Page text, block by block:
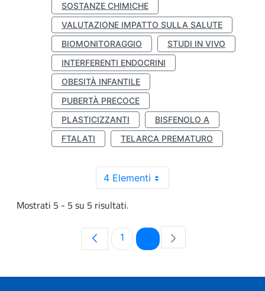
SOSTANZE CHIMICHE
VALUTAZIONE IMPATTO SULLA SALUTE
BIOMONITORAGGIO
STUDI IN VIVO
INTERFERENTI ENDOCRINI
OBESITÀ INFANTILE
PUBERTÀ PRECOCE
PLASTICIZZANTI
BISFENOLO A
FTALATI
TELARCA PREMATURO
4 Elementi
Mostrati 5 - 5 su 5 risultati.
Pagina
1 Pagina